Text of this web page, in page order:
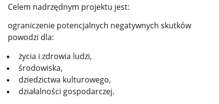
Celem nadrzędnym projektu jest:
ograniczenie potencjalnych negatywnych skutków
powodzi dla:
życia i zdrowia ludzi,
środowiska,
dziedzictwa kulturowego,
działalności gospodarczej.